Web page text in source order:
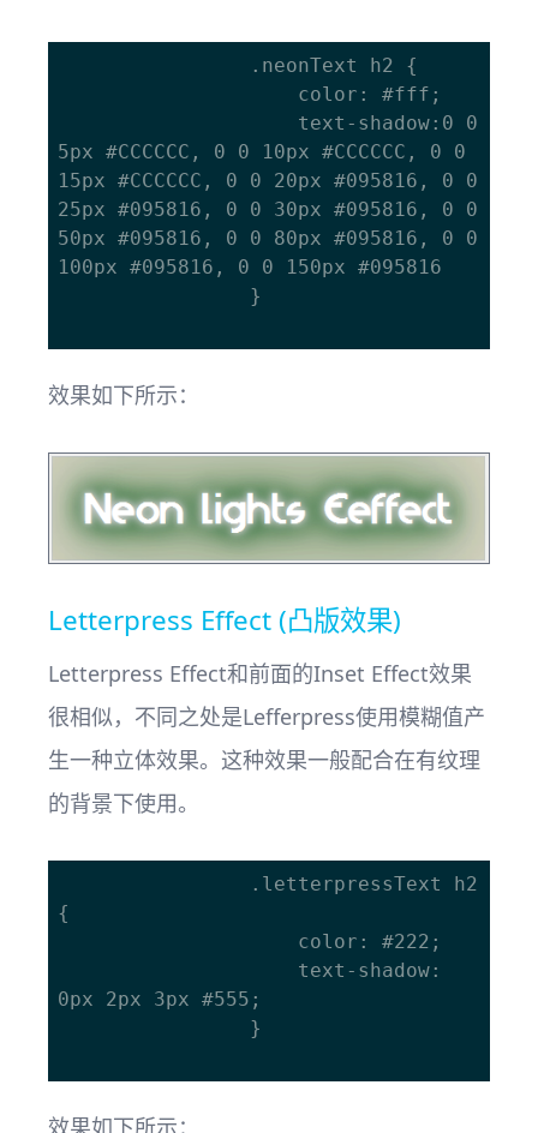
5px #CCCCCC, 0 0 10px #CCCCCC, 0 0
15px #CCCCCC, 0 0 20px #095816, 0 0
25px #095816, 0 0 30px #095816, 0 0
50px #095816, 0 0 80px #095816, 0 0
100px #095816, 0 0 150px #095816
效果如下所示：
Letterpress Effect (凸版效果)
Letterpress Effect和前面的Inset Effect效果
很相似，不同之处是Lefferpress使用模糊值产
生一种立体效果。这种效果一般配合在有纹理
的背景下使用。
{
0px 2px 3px #555;
效果如下所示：